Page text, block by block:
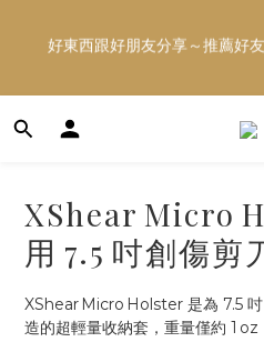
多平台銷售，商品資訊及數量
多平台銷售，商品資訊及數量
認現貨數量，
XShear Micro
用 7.5 吋創傷剪
XShear Micro Holster 是為 7.5
造的超輕量收納套，重量僅約 1